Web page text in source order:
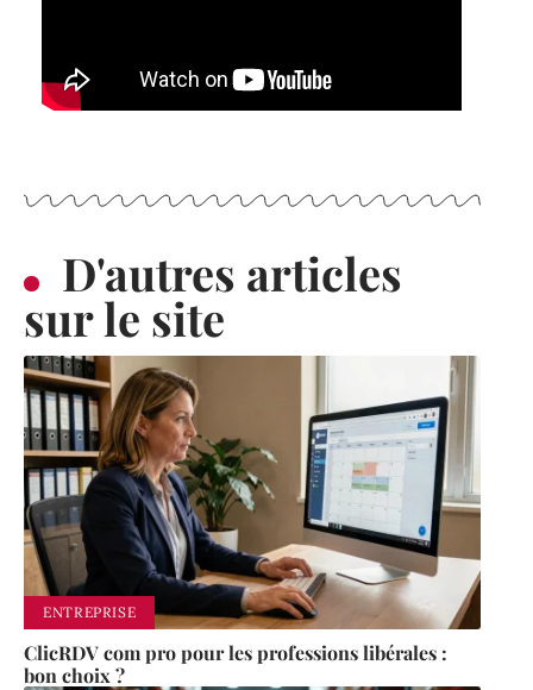
D'autres articles
sur le site
ENTREPRISE
ClicRDV com pro pour les professions libérales :
bon choix ?